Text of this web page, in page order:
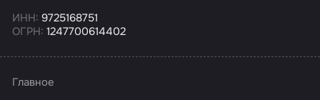
ИНН: 9725168751
ОГРН: 1247700614402
Главное